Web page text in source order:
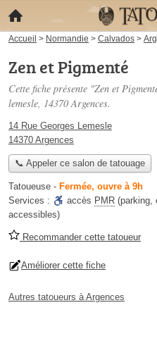
Accueil > Normandie > Calvados >
Zen et Pigmenté
Cette fiche présente "Zen et
lemesle, 14370 Argences.
14 Rue Georges Lemesle
14370 Argences
📞 Appeler ce salon de tatouage
Tatoueuse - Fermée, ouvre à 9h
Services :
accès PMR (parking,
accessibles)
Recommander cette tatoueur
Améliorer cette fiche
Autres tatoueurs à Argences